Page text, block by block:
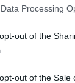
Processing
out of the
out of the Sale